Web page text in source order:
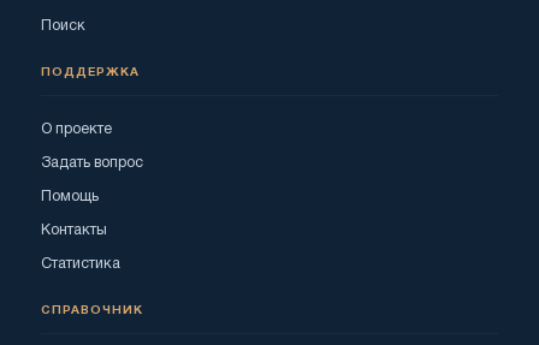
Поиск
ПОДДЕРЖКА
О проекте
Задать вопрос
Помощь
Контакты
Статистика
СПРАВОЧНИК